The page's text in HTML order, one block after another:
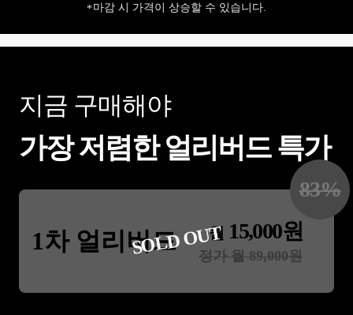
마감 시 가격이 상승할 수 있습니다.
지금 구매해야
가장 저렴한 얼리버드 특가
1차 얼리버드 월 15,000원
정가 월89,000원
83%
SOLD OUT